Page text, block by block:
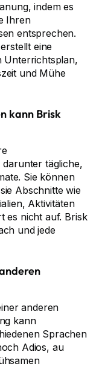
indem es
Ihren
entsprechen.
eine
Unterrichtsplan,
und Mühe
kann Brisk
tägliche,
Sie können
Abschnitte wie
Aktivitäten
es nicht auf. Brisk
und jede
anderen
kann
Sprachen
Adios, au